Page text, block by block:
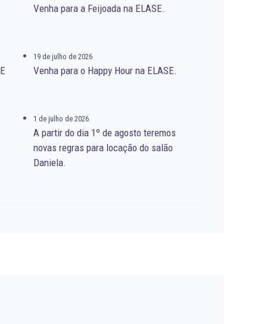
Venha para a Feijoada na ELASE.
19 de julho de 2026
Venha para o Happy Hour na ELASE.
1 de julho de 2026
A partir do dia 1º de agosto teremos
novas regras para locação do salão
Daniela.